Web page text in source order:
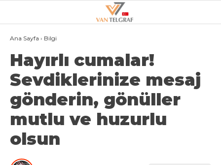
25.2°
GALERİ VİDEO
VAN
BÖLGE
3.SAYFA
GÜNDEM
SPOR
Ana Sayfa › Bilgi
Hayırlı cumalar!
Sevdiklerinize mesaj
gönderin, gönüller
mutlu ve huzurlu
olsun